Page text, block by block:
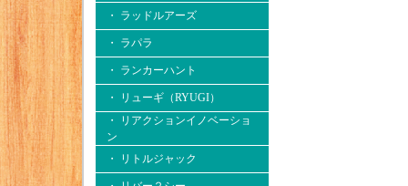
・ ラッドルアーズ
・ ラパラ
・ ランカーハント
・ リューギ（RYUGI）
・ リアクションイノベーショ
ン
・ リトルジャック